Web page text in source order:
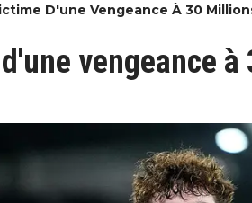
D'une Vengeance À 30
vengeance